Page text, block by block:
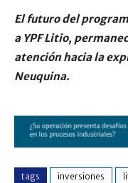
El futuro del
a YPF Litio,
atención hacia la
Neuquina.
tags inversiones